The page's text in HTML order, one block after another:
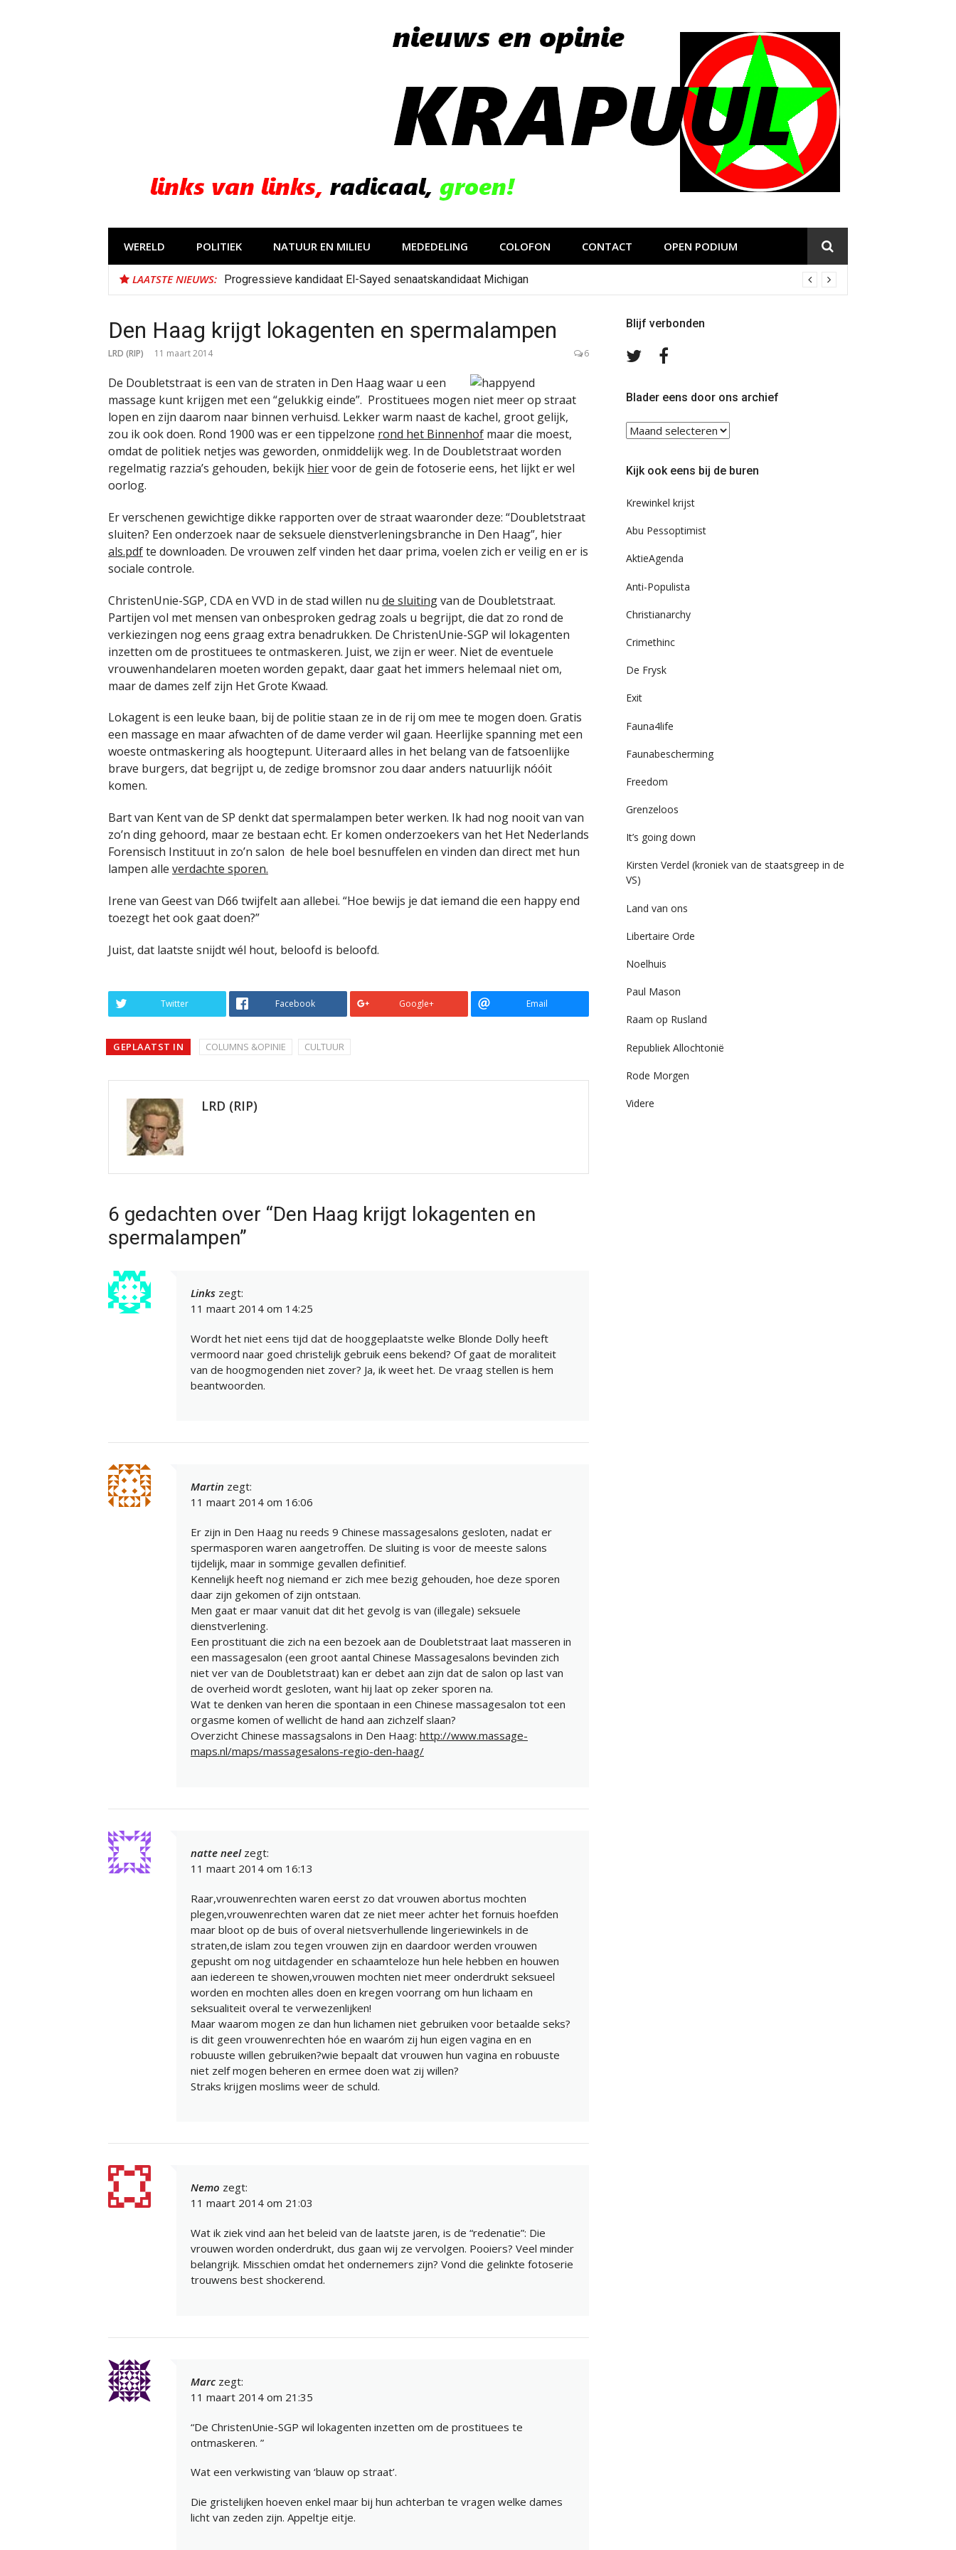
WERELD POLITIEK NATUUR EN MILIEU MEDEDELING COLOFON CONTACT OPEN PODIUM
LAATSTE NIEUWS: Progressieve kandidaat El-Sayed senaatskandidaat Michigan
Den Haag krijgt lokagenten en spermalampen
LRD (RIP) 11 maart 2014 6
De Doubletstraat is een van de straten in Den Haag waar u een
massage kunt krijgen met een “gelukkig einde”. Prostituees mogen niet meer op straat
lopen en zijn daarom naar binnen verhuisd. Lekker warm naast de kachel, groot gelijk,
zou ik ook doen. Rond 1900 was er een tippelzone rond het Binnenhof maar die moest,
omdat de politiek netjes was geworden, onmiddelijk weg. In de Doubletstraat worden
regelmatig razzia’s gehouden, bekijk hiervoor de gein de fotoserie eens, het lijkt er wel
oorlog.
Er verschenen gewichtige dikke rapporten over de straat waaronder deze: “Doubletstraat
sluiten? Een onderzoek naar de seksuele dienstverleningsbranche in Den Haag”, hier
als.pdfte downloaden. De vrouwen zelf vinden het daar prima, voelen zich er veilig en er is
sociale controle.
ChristenUnie-SGP, CDA en VVD in de stad willen nu de sluitingvan de Doubletstraat.
Partijen vol met mensen van onbesproken gedrag zoals u begrijpt, die dat zo rond de
verkiezingen nog eens graag extra benadrukken. De ChristenUnie-SGP wil lokagenten
inzetten om de prostituees te ontmaskeren. Juist, we zijn er weer. Niet de eventuele
vrouwenhandelaren moeten worden gepakt, daar gaat het immers helemaal niet om,
maar de dames zelf zijn Het Grote Kwaad.
Lokagent is een leuke baan, bij de politie staan ze in de rij om mee te mogen doen. Gratis
een massage en maar afwachten of de dame verder wil gaan. Heerlijke spanning met een
woeste ontmaskering als hoogtepunt. Uiteraard alles in het belang van de fatsoenlijke
brave burgers, dat begrijpt u, de zedige bromsnor zou daar anders natuurlijk nóóit
komen.
Bart van Kent van de SP denkt dat spermalampen beter werken. Ik had nog nooit van van
zo’n ding gehoord, maar ze bestaan echt. Er komen onderzoekers van het Het Nederlands
Forensisch Instituut in zo’n salon de hele boel besnuffelen en vinden dan direct met hun
lampen alle verdachte sporen.
Irene van Geest van D66 twijfelt aan allebei. “Hoe bewijs je dat iemand die een happy end
toezegt het ook gaat doen?”
Juist, dat laatste snijdt wél hout, beloofd is beloofd.
Twitter Facebook Google+ Email
GEPLAATST IN COLUMNS &OPINIE CULTUUR
LRD (RIP)
6 gedachten over “Den Haag krijgt lokagenten en
spermalampen”
Links zegt:
11 maart 2014 om 14:25
Wordt het niet eens tijd dat de hooggeplaatste welke Blonde Dolly heeft
vermoord naar goed christelijk gebruik eens bekend? Of gaat de moraliteit
van de hoogmogenden niet zover? Ja, ik weet het. De vraag stellen is hem
beantwoorden.
Martin zegt:
11 maart 2014 om 16:06
Er zijn in Den Haag nu reeds 9 Chinese massagesalons gesloten, nadat er
spermasporen waren aangetroffen. De sluiting is voor de meeste salons
tijdelijk, maar in sommige gevallen definitief.
Kennelijk heeft nog niemand er zich mee bezig gehouden, hoe deze sporen
daar zijn gekomen of zijn ontstaan.
Men gaat er maar vanuit dat dit het gevolg is van (illegale) seksuele
dienstverlening.
Een prostituant die zich na een bezoek aan de Doubletstraat laat masseren in
een massagesalon (een groot aantal Chinese Massagesalons bevinden zich
niet ver van de Doubletstraat) kan er debet aan zijn dat de salon op last van
de overheid wordt gesloten, want hij laat op zeker sporen na.
Wat te denken van heren die spontaan in een Chinese massagesalon tot een
orgasme komen of wellicht de hand aan zichzelf slaan?
Overzicht Chinese massagsalons in Den Haag: http://www.massage-
maps.nl/maps/massagesalons-regio-den-haag/
natte neel zegt:
11 maart 2014 om 16:13
Raar,vrouwenrechten waren eerst zo dat vrouwen abortus mochten
plegen,vrouwenrechten waren dat ze niet meer achter het fornuis hoefden
maar bloot op de buis of overal nietsverhullende lingeriewinkels in de
straten,de islam zou tegen vrouwen zijn en daardoor werden vrouwen
gepusht om nog uitdagender en schaamteloze hun hele hebben en houwen
aan iedereen te showen,vrouwen mochten niet meer onderdrukt seksueel
worden en mochten alles doen en kregen voorrang om hun lichaam en
seksualiteit overal te verwezenlijken!
Maar waarom mogen ze dan hun lichamen niet gebruiken voor betaalde seks?
is dit geen vrouwenrechten hóe en waaróm zij hun eigen vagina en en
robuuste willen gebruiken?wie bepaalt dat vrouwen hun vagina en robuuste
niet zelf mogen beheren en ermee doen wat zij willen?
Straks krijgen moslims weer de schuld.
Nemo zegt:
11 maart 2014 om 21:03
Wat ik ziek vind aan het beleid van de laatste jaren, is de “redenatie”: Die
vrouwen worden onderdrukt, dus gaan wij ze vervolgen. Pooiers? Veel minder
belangrijk. Misschien omdat het ondernemers zijn? Vond die gelinkte fotoserie
trouwens best shockerend.
Marc zegt:
11 maart 2014 om 21:35
“De ChristenUnie-SGP wil lokagenten inzetten om de prostituees te
ontmaskeren. ”
Wat een verkwisting van ‘blauw op straat’.
Die gristelijken hoeven enkel maar bij hun achterban te vragen welke dames
licht van zeden zijn. Appeltje eitje.
Blijf verbonden
Volg
TwitterFacebook
Blader eens door ons archief
Blader
eens
ons
Kijk ook eens bij de buren
Krewinkel krijst
Abu Pessoptimist
AktieAgenda
Anti-Populista
Christianarchy
Crimethinc
De Frysk
Exit
Fauna4life
Faunabescherming
Freedom
Grenzeloos
It’s going down
Kirsten Verdel (kroniek van de staatsgreep in de
VS)
Land van ons
Libertaire Orde
Noelhuis
Paul Mason
Raam op Rusland
Republiek Allochtonië
Rode Morgen
Videre